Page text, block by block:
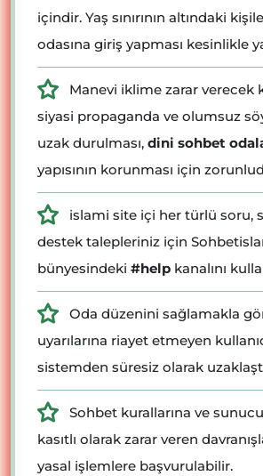
içindir. Yaş sınırının altındaki
odasına giriş yapması kesinlikle
Manevi iklime zarar verecek
siyasi propaganda ve olumsuz
uzak durulması, dini sohbet
yapısının korunması için
islami site içi her türlü soru,
destek talepleriniz için
bünyesindeki #help kanalını
Oda düzenini sağlamakla
uyarılarına riayet etmeyen
sistemden süresiz olarak
Sohbet kurallarına ve
kasıtlı olarak zarar veren
yasal işlemlere başvurulabilir.